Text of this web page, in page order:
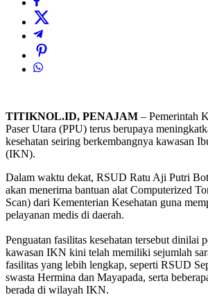
TITIKNOL.ID, PENAJAM – Pemerintah
Paser Utara (PPU) terus berupaya
kesehatan seiring berkembangnya kawasan
(IKN).
Dalam waktu dekat, RSUD Ratu Aji Putri
akan menerima bantuan alat Computerized
Scan) dari Kementerian Kesehatan guna
pelayanan medis di daerah.
‎Penguatan fasilitas kesehatan tersebut dinilai
kawasan IKN kini telah memiliki sejumlah
fasilitas yang lebih lengkap, seperti RSUD
swasta Hermina dan Mayapada, serta
berada di wilayah IKN.